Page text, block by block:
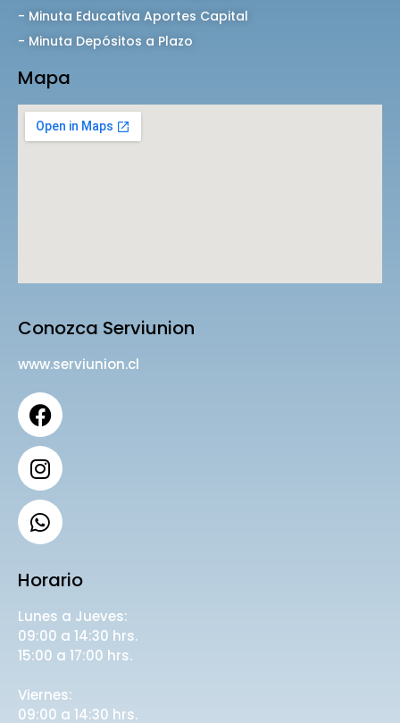
- Minuta Educativa Aportes Capital
- Minuta Depósitos a Plazo
Mapa
Conozca Serviunion
www.serviunion.cl
Horario
Lunes a Jueves:
09:00 a 14:30 hrs.
15:00 a 17:00 hrs.
Viernes:
09:00 a 14:30 hrs.